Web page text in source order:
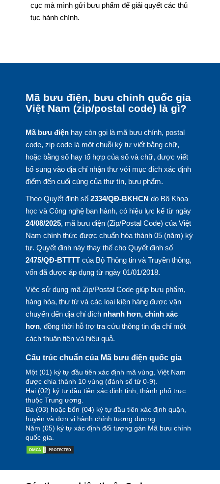
cục mà mình gửi bưu phẩm để giải quyết các thủ
tục hành chính.
Mã bưu điện, bưu chính quốc gia
Việt Nam (zip/postal code) là gì?
Mã bưu điệnhay còn gọi là mã bưu chính, postal
code, zip code là một chuỗi ký tự viết bằng chữ,
hoặc bằng số hay tổ hợp của số và chữ, được viết
bổ sung vào địa chỉ nhận thư với mục đích xác định
điểm đến cuối cùng của thư tín, bưu phẩm.
Theo Quyết định số 2334/QĐ-BKHCN do Bộ Khoa
học và Công nghệ ban hành, có hiệu lực kể từ ngày
24/08/2025, mã bưu điện (Zip/Postal Code) của Việt
Nam chính thức được chuẩn hóa thành 05 (năm) ký
tự. Quyết định này thay thế cho Quyết định số
2475/QĐ-BTTTTcủa Bộ Thông tin và Truyền thông,
vốn đã được áp dụng từ ngày 01/01/2018.
Việc sử dụng mã Zip/Postal Code giúp bưu phẩm,
hàng hóa, thư từ và các loại kiện hàng được vận
chuyển đến địa chỉ đích nhanh hơn, chính xác
hơn, đồng thời hỗ trợ tra cứu thông tin địa chỉ một
cách thuận tiện và hiệu quả.
Cấu trúc chuẩn của Mã bưu điện quốc gia
Một (01) ký tự đầu tiên xác định mã vùng, Việt Nam
được chia thành 10 vùng (đánh số từ 0-9).
Hai (02) ký tự đầu tiên xác định tỉnh, thành phố trực
thuộc Trung ương.
Ba (03) hoặc bốn (04) ký tự đầu tiên xác định quận,
huyện và đơn vị hành chính tương đương.
Năm (05) ký tự xác định đối tượng gán Mã bưu chính
quốc gia.